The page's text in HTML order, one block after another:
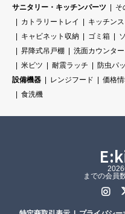
サニタリー・キッチンパーツ そ
カトラリートレイ
キッチン
キャビネット収納
ゴミ箱
昇降式吊戸棚
洗面カウンター
米ビツ
耐震ラッチ
防虫パ
設備機器
レンジフード 価格
食洗機
までの会員
FacebookRSS